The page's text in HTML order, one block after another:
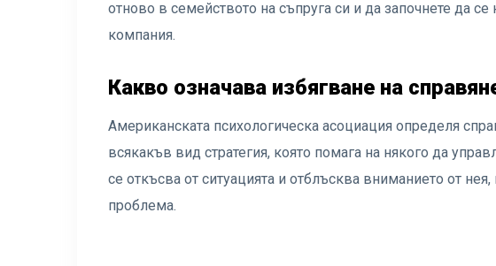
отново в семейството на съпруга си и да започнете да се
компания.
Какво означава избягване на
Американската психологическа асоциация определя
всякакъв вид стратегия, която помага на някого да
се откъсва от ситуацията и отблъсква вниманието от
проблема.